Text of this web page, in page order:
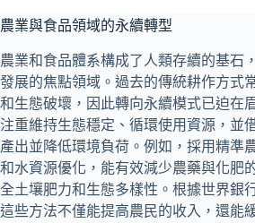
農業與食品領域的永續轉型
農業和食品體系構成了人類存續的基石
發展的焦點領域。過去的傳統耕作方式
和生態破壞，因此轉向永續模式已迫在
注重維持生態穩定、循環使用資源，並
產出並降低環境負荷。例如，採用精準
和水資源優化，能有效減少農藥與化肥
全土壤肥力和生態多樣性。根據世界銀
這些方法不僅能提高農民的收入，還能